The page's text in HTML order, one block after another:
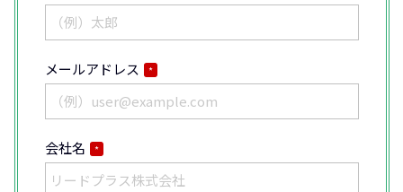
メールアドレス *
会社名 *